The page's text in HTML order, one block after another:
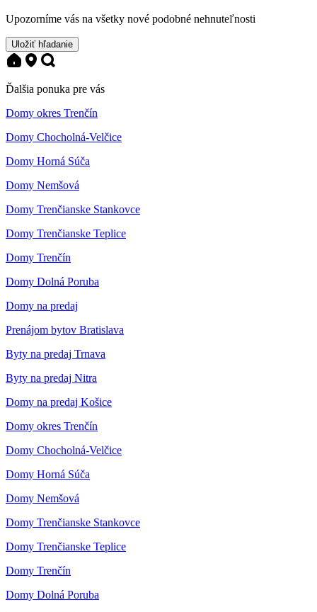
Upozorníme vás na všetky nové podobné nehnuteľnosti
Uložiť hľadanie
Ďalšia ponuka pre vás
Domy okres Trenčín
Domy Chocholná-Velčice
Domy Horná Súča
Domy Nemšová
Domy Trenčianske Stankovce
Domy Trenčianske Teplice
Domy Trenčín
Domy Dolná Poruba
Domy na predaj
Prenájom bytov Bratislava
Byty na predaj Trnava
Byty na predaj Nitra
Domy na predaj Košice
Domy okres Trenčín
Domy Chocholná-Velčice
Domy Horná Súča
Domy Nemšová
Domy Trenčianske Stankovce
Domy Trenčianske Teplice
Domy Trenčín
Domy Dolná Poruba